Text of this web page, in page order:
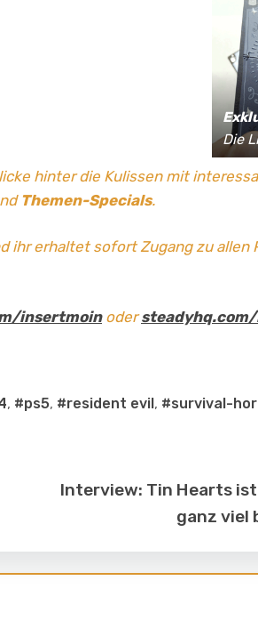
Die
hinter die Kulissen mit
Themen-Specials.
ihr erhaltet sofort Zugang zu allen
insertmoinoder
, #ps5, #resident evil, #survival-
Interview: Tin Hearts
ganz viel